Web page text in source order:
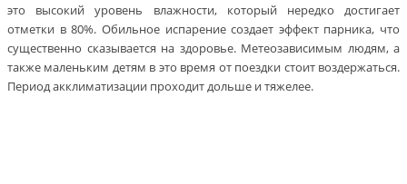
это высокий уровень влажности, который нередко достигает
отметки в 80%. Обильное испарение создает эффект парника, что
существенно сказывается на здоровье. Метеозависимым людям, а
также маленьким детям в это время от поездки стоит воздержаться.
Период акклиматизации проходит дольше и тяжелее.